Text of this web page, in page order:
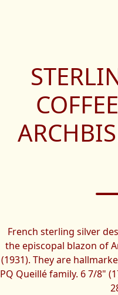
French sterling silver
the episcopal blazon of
(1931). They are
PQ Queillé family. 6 7/8"